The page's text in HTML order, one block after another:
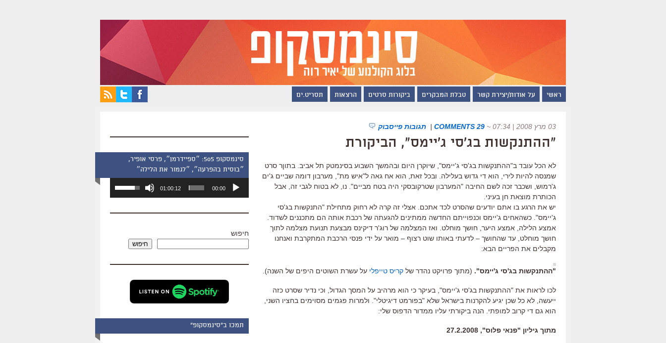
ראשי על אודות/יצירת קשר טבלת המבקרים ביקורות סרטים הרצאות תסריט.ים
03 מרץ 2008 | 07:34 ~
29 COMMENTS
| תגובות פייסבוק
"ההתנקשות בג'סי ג'יימס", הביקורת
לא הכל עובד ב"ההתנקשות בג'סי ג'יימס", שיוקרן היום ובהמשך השבוע בסינמטק תל אביב. בתוןר סרט
שמנסה להיות לירי, הוא די גדוש בעלילה. ובכל זאת, הוא אח גאה ל"איש מת", מערבון דומה שביים ג'ים
ג'רמוש, ושכבר זכה לשם החיבה "המערבון שטרקובסקי היה בטח מביים". נו, לא בטוח לגבי זה, אבל
הכותרת מוצאת חן בעיני.
יש את הרגע בו אתם יודעים שהסרט לכד אתכם. אצלי זה קרה לא רחוק מתחילת "התנקשות בג'סי
ג'יימס". כשהאחים ג'יימס וכנפוייתם החדשה ממתינים להגעתה של רכבת אותה הם מתכננים לשדוד.
אמצע הלילה, אמצע היער, חושך מוחלט. ואז המצלמה של רוג'ר דיקינס מבצעת תנועת מצלמה לתוך
חושך מוחלט, עד שהחושך – לדעתי באותו שוט רצוף – מואר על ידי פנסי הרכבת המתקרבת ואנחנו
מקבלים את הפריים הבא:
"ההתנקשות בג'סי ג'יימס". (מתוך פרויקט נהדר של קריס טייפלי על עשרת השוטים היפים של השנה).
לכו לראות את "ההתנקשות בג'סי ג'יימס", בעיקר כי הוא מרהיב על המסך הגדול, וכי נדיר שסרט כזה
ייעשה, לא כל שכן יגיע להקרנות בישראל שלא "בפורמט דיגיטלי". ולמרות פגמים מסוימים בחציו השני,
הוא גם די קרוב למופתי. הנה ביקורתי עליו ממדור הדפוס שלי:
מתוך גיליון "פנאי פלוס", 27.2.2008
סינמסקופ 505: ״ספיידרמן״, פרסי אופיר,
״בוסית בהפרעה״, ״לגמור את הלילה״
אודיו
00:00
01:00:12
השתמש
כדי
שמע.
חיפוש
חיפוש
תמכו ב"סינמסקופ"